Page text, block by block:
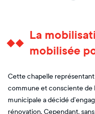
La
mobilisée
Cette chapelle
commune et consciente de
municipale a décidé
rénovation. Cependant,